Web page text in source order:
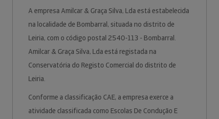
A empresa Amilcar & Graça Silva, Lda está estabelecida
na localidade de Bombarral, situada no distrito de
Leiria, com o código postal 2540-113 - Bombarral.
Amilcar & Graça Silva, Lda está registada na
Conservatória do Registo Comercial do distrito de
Leiria.
Conforme a classificação CAE, a empresa exerce a
atividade classificada como Escolas De Condução E